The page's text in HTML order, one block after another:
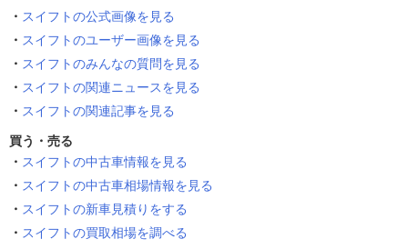
スイフトの公式画像を見る
スイフトのユーザー画像を見る
スイフトのみんなの質問を見る
スイフトの関連ニュースを見る
スイフトの関連記事を見る
買う・売る
スイフトの中古車情報を見る
スイフトの中古車相場情報を見る
スイフトの新車見積りをする
スイフトの買取相場を調べる